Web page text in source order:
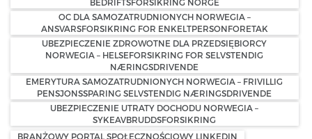
OC DLA SAMOZATRUDNIONYCH NORWEGIA –
ANSVARSFORSIKRING FOR ENKELTPERSONFORETAK
UBEZPIECZENIE ZDROWOTNE DLA PRZEDSIĘBIORCY
NORWEGIA – HELSEFORSIKRING FOR SELVSTENDIG
NÆRINGSDRIVENDE
EMERYTURA SAMOZATRUDNIONYCH NORWEGIA – FRIVILLIG
PENSJONSSPARING SELVSTENDIG NÆRINGSDRIVENDE
UBEZPIECZENIE UTRATY DOCHODU NORWEGIA –
SYKEAVBRUDDSFORSIKRING
BRANŻOWY PORTAL SPOŁECZNOŚCIOWY LINKEDIN